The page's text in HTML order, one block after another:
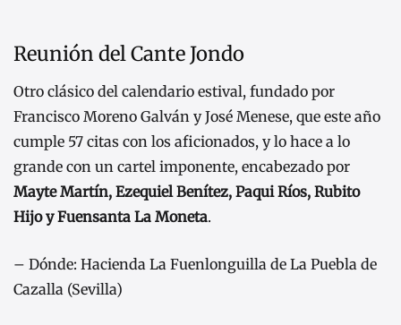
Reunión del Cante Jondo
Otro clásico del calendario estival, fundado por
Francisco Moreno Galván y José Menese, que este año
cumple 57 citas con los aficionados, y lo hace a lo
grande con un cartel imponente, encabezado por
Mayte Martín, Ezequiel Benítez, Paqui Ríos, Rubito
Hijo y Fuensanta La Moneta.
– Dónde: Hacienda La Fuenlonguilla de La Puebla de
Cazalla (Sevilla)